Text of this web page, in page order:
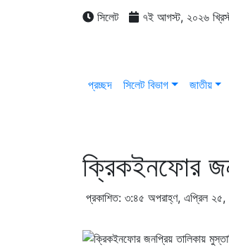
সিলেট ৭ই আগস্ট, ২০২৬
প্রচ্ছদ সিলেট বিভাগ জাতীয়
ক্রিকইনফোর
প্রকাশিত: ৩:৪৫ অপরাহ্ণ, এপ্রিল